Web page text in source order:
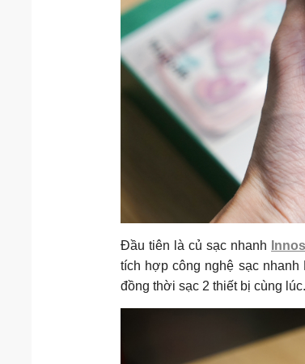
Đầu tiên là củ sạc nhanh
tích hợp công nghệ sạc
đồng thời sạc 2 thiết bị cùng lúc.